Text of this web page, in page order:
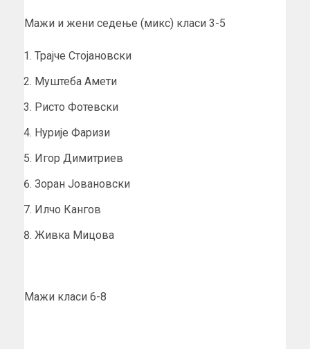
Мажи и жени седење (микс) класи 3-5
Трајче Стојановски
Муштеба Амети
Ристо Фотевски
Нурије Фаризи
Игор Димитриев
Зоран Јовановски
Илчо Кангов
Живка Мицова
Мажи класи 6-8